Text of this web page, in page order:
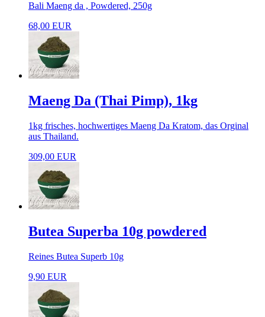
Bali Maeng da , Powdered, 250g
68,00 EUR
Maeng Da (Thai Pimp), 1kg
1kg frisches, hochwertiges Maeng Da Kratom, das Orginal
aus Thailand.
309,00 EUR
Butea Superba 10g powdered
Reines Butea Superb 10g
9,90 EUR